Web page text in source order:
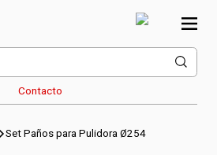
Contacto
Set Paños para Pulidora Ø254